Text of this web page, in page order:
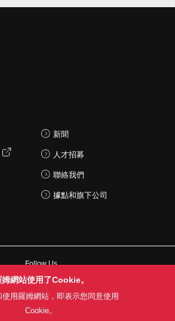
新聞
人才招募
聯絡我們
據點和旗下公司
Follow Us
姆網站使用了Cookie。
用羅姆網站，即表示您同意使用
Cookie。